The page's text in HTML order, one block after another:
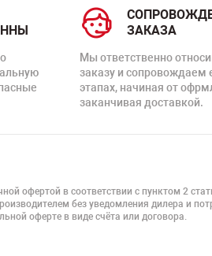
ЗАКАЗА
Мы ответственно
заказу и сопровождаем
этапах, начиная от
заканчивая доставкой.
офертой в соответствии с пунктом 2
без уведомления дилера и
оферте в виде счёта или договора.